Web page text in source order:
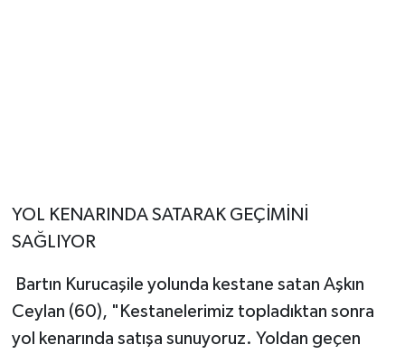
YOL KENARINDA SATARAK GEÇİMİNİ
SAĞLIYOR
Bartın Kurucaşile yolunda kestane satan Aşkın
Ceylan (60), "Kestanelerimiz topladıktan sonra
yol kenarında satışa sunuyoruz. Yoldan geçen